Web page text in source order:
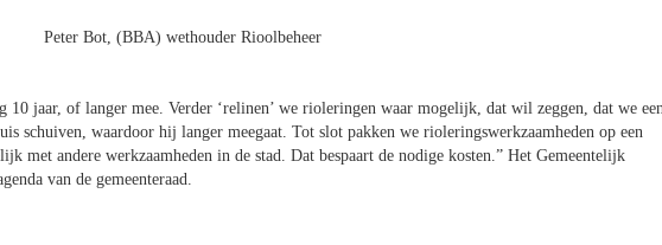
Peter Bot, (BBA) wethouder Rioolbeheer
10 jaar, of langer mee. Verder ‘relinen’ we rioleringen waar mogelijk, dat wil zeggen, dat we
schuiven, waardoor hij langer meegaat. Tot slot pakken we rioleringswerkzaamheden op een
met andere werkzaamheden in de stad. Dat bespaart de nodige kosten.” Het Gemeentelijk
van de gemeenteraad.